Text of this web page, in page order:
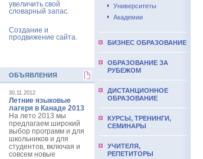
Университеты
Академии
БИЗНЕС ОБРАЗОВАНИЕ
ОБРАЗОВАНИЕ ЗА
РУБЕЖОМ
ДИСТАНЦИОННОЕ
ОБРАЗОВАНИЕ
КУРСЫ, ТРЕНИНГИ,
СЕМИНАРЫ
УЧИТЕЛЯ,
РЕПЕТИТОРЫ
увеличить свой
словарный запас.
Создание и
продвижение сайта.
ОБЪЯВЛЕНИЯ
30.11.2012
Летние языковые
лагеря в Канаде 2013
На лето 2013 мы
предлагаем широкий
выбор программ и для
школьников и для
студентов, включая и
совсем новые